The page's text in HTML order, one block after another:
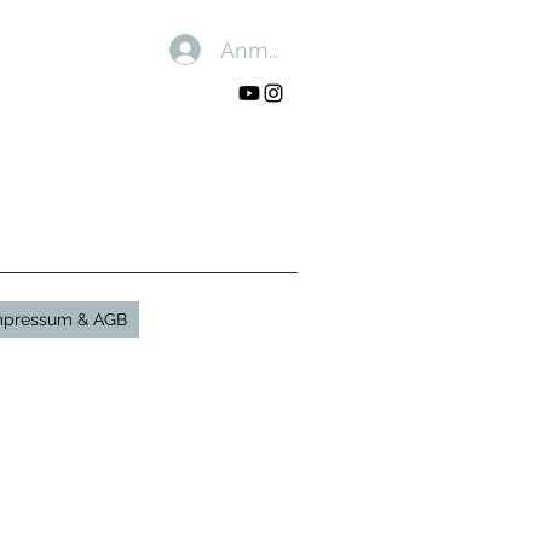
Anmelden
& AGB